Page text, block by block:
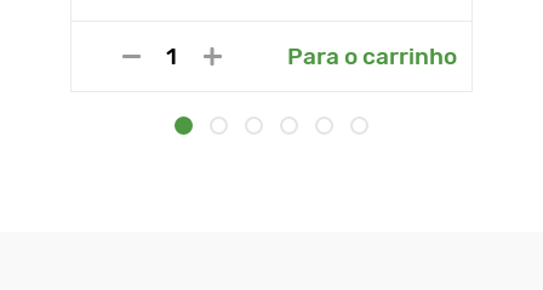
Para o carrinho